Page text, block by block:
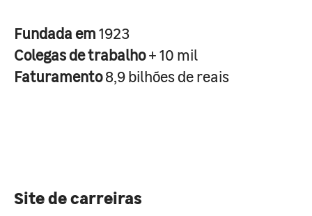
Fundada em1923
Colegas de trabalho+ 10 mil
Faturamento8,9 bilhões de reais
Site de carreiras